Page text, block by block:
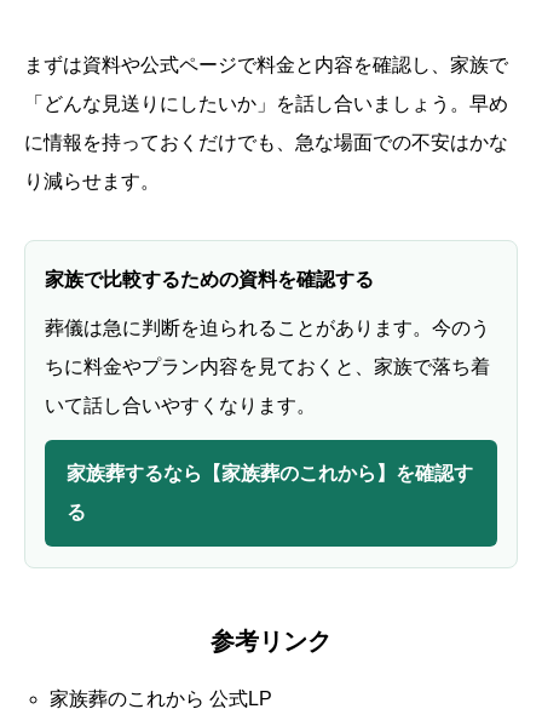
まずは資料や公式ページで料金と内容を確認し、家族で
「どんな見送りにしたいか」を話し合いましょう。早め
に情報を持っておくだけでも、急な場面での不安はかな
り減らせます。
家族で比較するための資料を確認する
葬儀は急に判断を迫られることがあります。今のう
ちに料金やプラン内容を見ておくと、家族で落ち着
いて話し合いやすくなります。
家族葬するなら【家族葬のこれから】を確認す
る
参考リンク
家族葬のこれから 公式LP